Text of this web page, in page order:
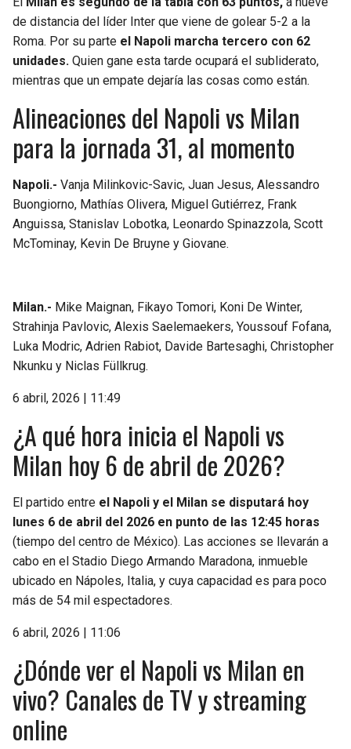
de distancia del líder Inter que viene de golear 5-2 a la
Roma. Por su parte el Napoli marcha tercero con 62
unidades. Quien gane esta tarde ocupará el subliderato,
mientras que un empate dejaría las cosas como están.
Alineaciones del Napoli vs Milan
para la jornada 31, al momento
Napoli.- Vanja Milinkovic-Savic, Juan Jesus, Alessandro
Buongiorno, Mathías Olivera, Miguel Gutiérrez, Frank
Anguissa, Stanislav Lobotka, Leonardo Spinazzola, Scott
McTominay, Kevin De Bruyne y Giovane.
Milan.- Mike Maignan, Fikayo Tomori, Koni De Winter,
Strahinja Pavlovic, Alexis Saelemaekers, Youssouf Fofana,
Luka Modric, Adrien Rabiot, Davide Bartesaghi, Christopher
Nkunku y Niclas Füllkrug.
6 abril, 2026 | 11:49
¿A qué hora inicia el Napoli vs
Milan hoy 6 de abril de 2026?
El partido entre el Napoli y el Milan se disputará hoy
lunes 6 de abril del 2026 en punto de las 12:45 horas
(tiempo del centro de México). Las acciones se llevarán a
cabo en el Stadio Diego Armando Maradona, inmueble
ubicado en Nápoles, Italia, y cuya capacidad es para poco
más de 54 mil espectadores.
6 abril, 2026 | 11:06
¿Dónde ver el Napoli vs Milan en
vivo? Canales de TV y streaming
online